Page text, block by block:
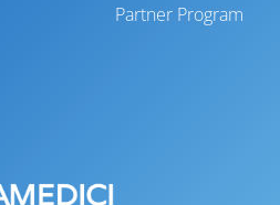
Partner Program